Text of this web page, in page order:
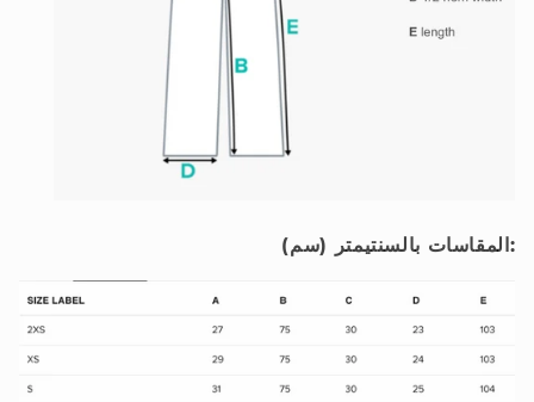
المقاسات بالسنتيمتر (سم):